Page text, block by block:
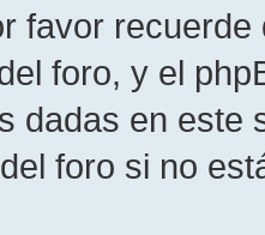
favor
foro, y el
dadas en este
foro si no